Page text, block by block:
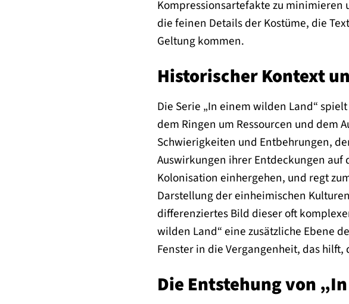
Kompressionsartefakte zu minimieren
die feinen Details der Kostüme, die
Geltung kommen.
Historischer Kontext
Die Serie „In einem wilden Land“
dem Ringen um Ressourcen und dem
Schwierigkeiten und Entbehrungen,
Auswirkungen ihrer Entdeckungen auf
Kolonisation einhergehen, und regt
Darstellung der einheimischen
differenziertes Bild dieser oft
wilden Land“ eine zusätzliche Ebene
Fenster in die Vergangenheit, das
Die Entstehung von